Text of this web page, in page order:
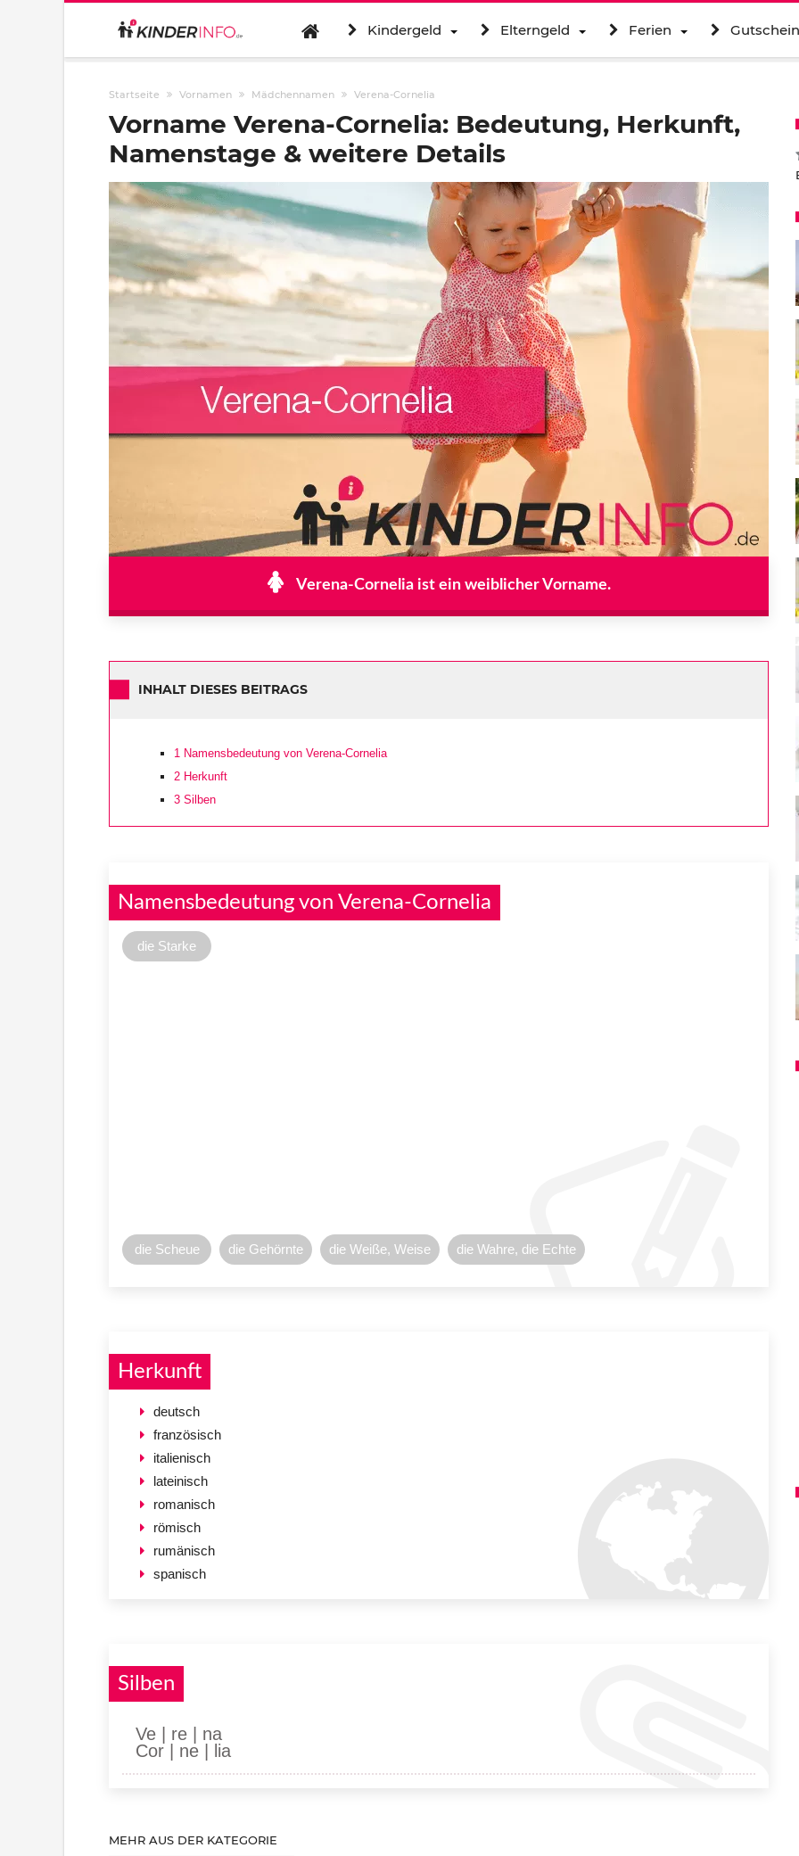
Kindergeld Elterngeld Ferien
Startseite Vornamen Mädchennamen Verena-Cornelia
Vorname Verena-Cornelia: Bedeutung, Herkunft,
Namenstage & weitere Details
Verena-Cornelia ist ein weiblicher Vorname.
INHALT DIESES BEITRAGS
1 Namensbedeutung von Verena-Cornelia
2 Herkunft
3 Silben
Namensbedeutung von Verena-Cornelia
die Starke
die Scheue die Gehörnte die Weiße, Weise die Wahre, die Echte
Herkunft
deutsch
französisch
italienisch
lateinisch
romanisch
römisch
rumänisch
spanisch
Silben
Ve | re | na
Cor | ne | lia
MEHR AUS DER KATEGORIE